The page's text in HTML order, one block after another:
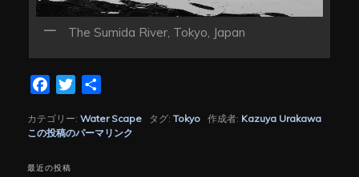
The Sumida River, Tokyo, Japan
FacebookTwitter
カテゴリー:Water Scape タグ:Tokyo 作成者: Kazuya Urakawa
この投稿のパーマリンク
最近の投稿